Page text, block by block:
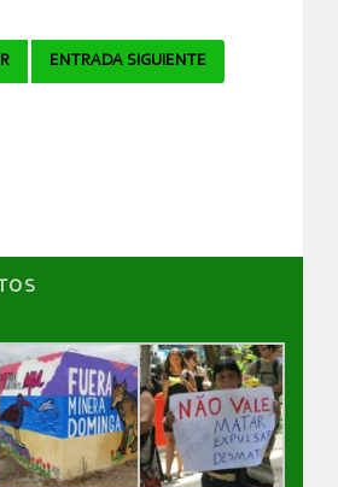
ENTRADA SIGUIENTE